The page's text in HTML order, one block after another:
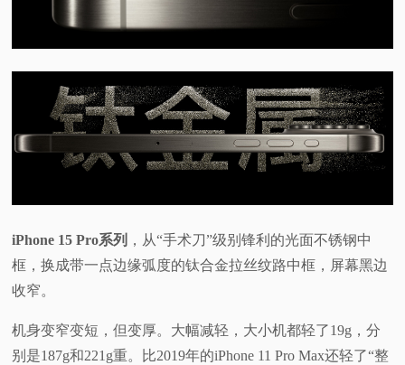
iPhone 15 Pro系列 ，从“手术刀”级别锋利的光面不锈钢中
框，换成带一点边缘弧度的钛合金拉丝纹路中框，屏幕黑边
收窄。
机身变窄变短，但变厚。大幅减轻，大小机都轻了19g，分
别是187g和221g重。比2019年的iPhone 11 Pro Max还轻了“整